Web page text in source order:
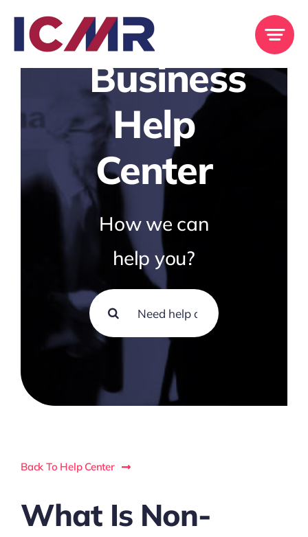
content
Business
Help
Center
How we can
help you?
Search
for:
Back To Help Center
What Is Non-